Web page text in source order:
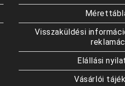
Visszaküldési
Elállási
Vásárlói